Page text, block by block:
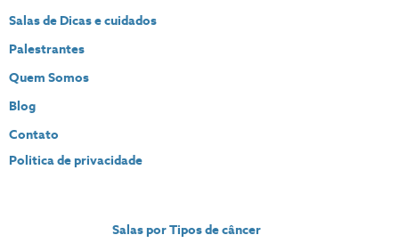
Salas de Dicas e cuidados
Palestrantes
Quem Somos
Blog
Contato
Politica de privacidade
Salas por Tipos de câncer